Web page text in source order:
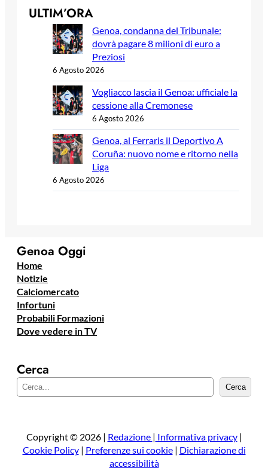
ULTIM’ORA
Genoa, condanna del Tribunale:
dovrà pagare 8 milioni di euro a
Preziosi
6 Agosto 2026
Vogliacco lascia il Genoa: ufficiale la
cessione alla Cremonese
6 Agosto 2026
Genoa, al Ferraris il Deportivo A
Coruña: nuovo nome e ritorno nella
Liga
6 Agosto 2026
Genoa Oggi
Home
Notizie
Calciomercato
Infortuni
Probabili Formazioni
Dove vedere in TV
Cerca
e
a
Cerca
Copyright © 2026 | Redazione | Informativa privacy|
Cookie Policy| Preferenze sui cookie| Dichiarazione di
accessibilità